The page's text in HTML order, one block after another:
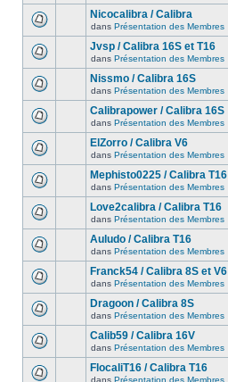
Nicocalibra / Calibra
dans Présentation des Membres
Jvsp / Calibra 16S et T16
dans Présentation des Membres
Nissmo / Calibra 16S
dans Présentation des Membres
Calibrapower / Calibra 16S
dans Présentation des Membres
ElZorro / Calibra V6
dans Présentation des Membres
Mephisto0225 / Calibra T16
dans Présentation des Membres
Love2calibra / Calibra T16
dans Présentation des Membres
Auludo / Calibra T16
dans Présentation des Membres
Franck54 / Calibra 8S et V6
dans Présentation des Membres
Dragoon / Calibra 8S
dans Présentation des Membres
Calib59 / Calibra 16V
dans Présentation des Membres
FlocaliT16 / Calibra T16
dans Présentation des Membres